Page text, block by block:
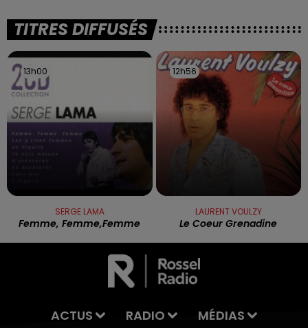
TITRES DIFFUSÉS
13h00
13h00
SERGE LAMA
Femme, Femme,femme
12h56
12h56
LAURENT VOULZY
Le Coeur Grenadine
ACTUS RADIO
MÉDIAS